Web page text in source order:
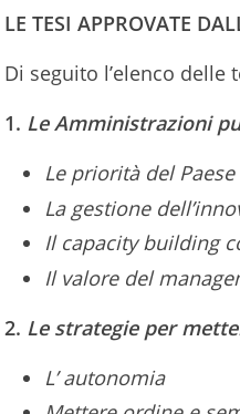
LE TESI APPROVATE
Di seguito l’elenco
1. Le Amministrazioni
Le priorità del Paese
La gestione
Il capacity building
Il valore del
2. Le strategie per
L’ autonomia